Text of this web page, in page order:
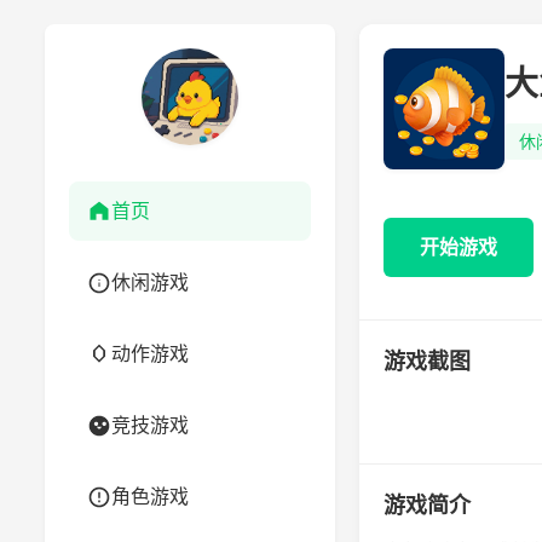
首页
休闲游戏
动作游戏
竞技游戏
角色游戏
休
开始游戏
游戏截图
游戏简介